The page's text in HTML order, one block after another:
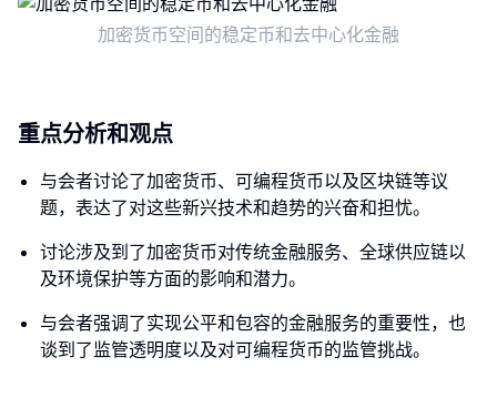
加密货币空间的稳定币和去中心化金融
重点分析和观点
与会者讨论了加密货币、可编程货币以及区块链等议
题，表达了对这些新兴技术和趋势的兴奋和担忧。
讨论涉及到了加密货币对传统金融服务、全球供应链以
及环境保护等方面的影响和潜力。
与会者强调了实现公平和包容的金融服务的重要性，也
谈到了监管透明度以及对可编程货币的监管挑战。